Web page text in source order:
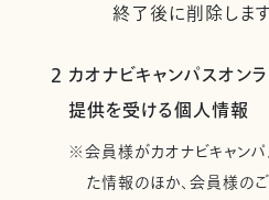
終了後に削除します
2 カオナビキャンパスオン
提供を受ける個人情報
※会員様がカオナビキャン
た情報のほか、会員様の